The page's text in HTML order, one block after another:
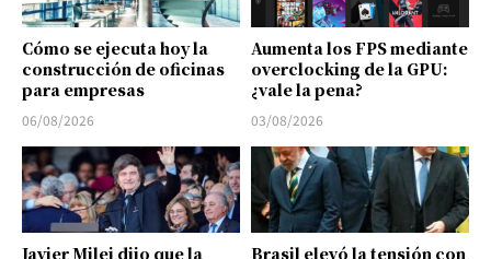
Cómo se ejecuta hoy la
construcción de oficinas
para empresas
06/08/2026
Aumenta los FPS mediante
overclocking de la GPU:
¿vale la pena?
03/08/2026
Javier Milei dijo que la
Brasil elevó la tensión con